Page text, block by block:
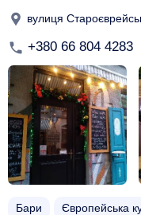
вулиця
+380 66 804 4283
Бари Європейська